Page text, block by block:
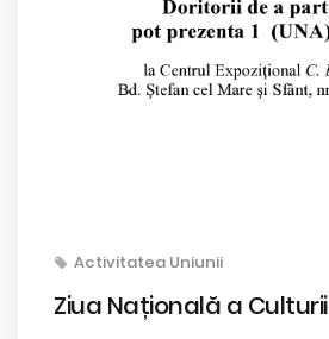
Activitatea Uniunii
Ziua Națională a